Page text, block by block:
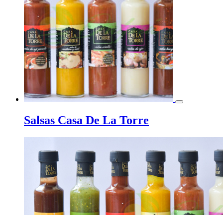
Salsas Casa De La Torre